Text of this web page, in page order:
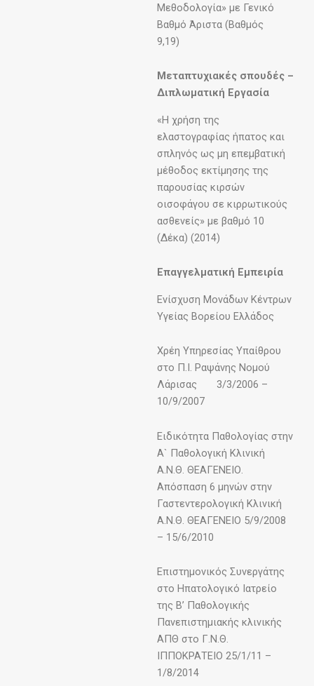
Μεθοδολογία» με Γενικό
Βαθμό Άριστα (Βαθμός
9,19)
Μεταπτυχιακές σπουδές –
Διπλωματική Εργασία
«Η χρήση της
ελαστογραφίας ήπατος και
σπληνός ως μη επεμβατική
μέθοδος εκτίμησης της
παρουσίας κιρσών
οισοφάγου σε κιρρωτικούς
ασθενείς» με βαθμό 10
(Δέκα) (2014)
Επαγγελματική Εμπειρία
Ενίσχυση Μονάδων Κέντρων
Υγείας Βορείου Ελλάδος
Χρέη Υπηρεσίας Υπαίθρου
στο Π.Ι. Ραψάνης Νομoύ
Λάρισας 3/3/2006 –
10/9/2007
Ειδικότητα Παθολογίας στην
Α` Παθολογική Κλινική
Α.Ν.Θ. ΘΕΑΓΕΝΕΙΟ.
Απόσπαση 6 μηνών στην
Γαστεντερολογική Κλινική
Α.Ν.Θ. ΘΕΑΓΕΝΕΙΟ 5/9/2008
– 15/6/2010
Επιστημονικός Συνεργάτης
στο Ηπατολογικό Ιατρείο
της Β’ Παθολογικής
Πανεπιστημιακής κλινικής
ΑΠΘ στο Γ.Ν.Θ.
ΙΠΠΟΚΡΑΤΕΙΟ 25/1/11 –
1/8/2014